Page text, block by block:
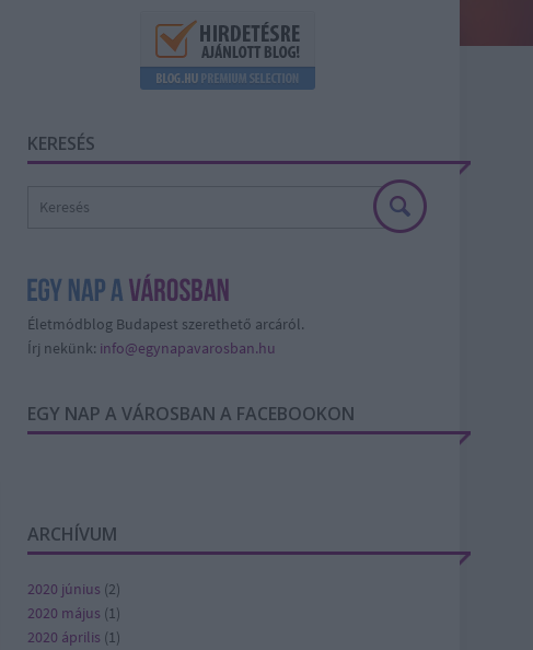
KERESÉS
Életmódblog Budapest szerethető arcáról.
Írj nekünk: info@egynapavarosban.hu
EGY NAP A VÁROSBAN A FACEBOOKON
ARCHÍVUM
2020 június (2)
2020 május (1)
2020 április (1)